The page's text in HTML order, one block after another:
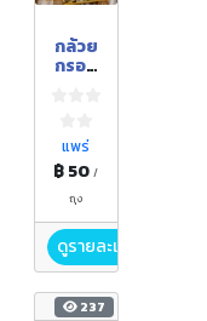
กล้วย
กรอบ
แพร่
฿ 50/
ถุง
ดูรายละเอียด
237